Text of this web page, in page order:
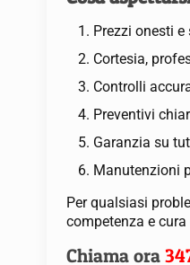
Prezzi onesti e
Cortesia,
Controlli
Preventivi
Garanzia su
Manutenzioni
Per qualsiasi
competenza e
Chiama ora